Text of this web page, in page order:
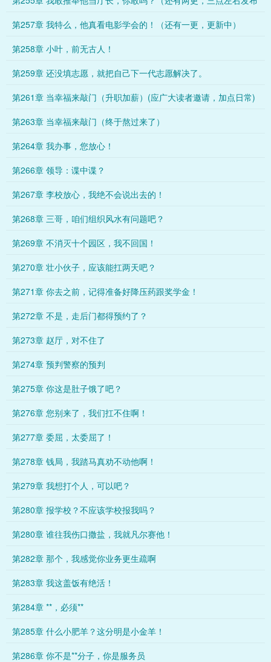
）
第257章 我特么，他真看电影学会的！（还有一更，更新中）
第258章 小叶，前无古人！
第259章 还没填志愿，就把自己下一代志愿解决了。
第261章 当幸福来敲门（升职加薪）(应广大读者邀请，加点日常)
第263章 当幸福来敲门（终于熬过来了）
第264章 我办事，您放心！
第266章 领导：谍中谍？
第267章 李校放心，我绝不会说出去的！
第268章 三哥，咱们组织风水有问题吧？
第269章 不消灭十个园区，我不回国！
第270章 壮小伙子，应该能扛两天吧？
第271章 你去之前，记得准备好降压药跟奖学金！
第272章 不是，走后门都得预约了？
第273章 赵厅，对不住了
第274章 预判警察的预判
第275章 你这是肚子饿了吧？
第276章 您别来了，我们扛不住啊！
第277章 委屈，太委屈了！
第278章 钱局，我踏马真劝不动他啊！
第279章 我想打个人，可以吧？
第280章 报学校？不应该学校报我吗？
第280章 谁往我伤口撒盐，我就凡尔赛他！
第282章 那个，我感觉你业务更生疏啊
第283章 我这盖饭有绝活！
第284章 **，必须**
第285章 什么小肥羊？这分明是小金羊！
第286章 你不是**分子，你是服务员